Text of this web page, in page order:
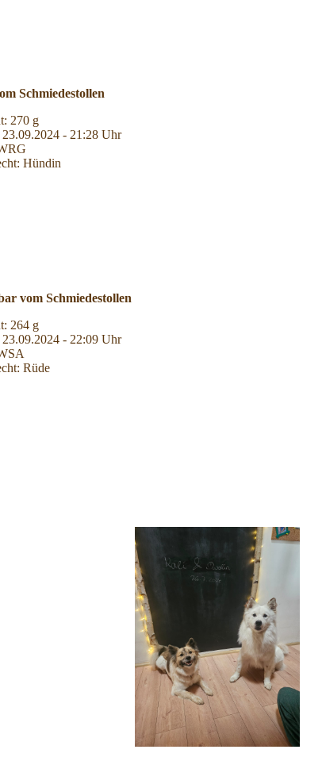
Schmiedestollen
270 g
- 21:28 Uhr
Hündin
vom Schmiedestollen
264 g
- 22:09 Uhr
Rüde